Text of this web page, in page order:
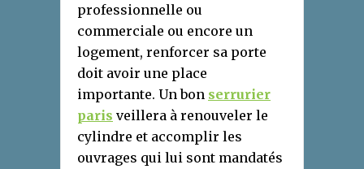
professionnelle ou
commerciale ou encore un
logement, renforcer sa porte
doit avoir une place
importante. Un bon serrurier
paris veillera à renouveler le
cylindre et accomplir les
ouvrages qui lui sont mandatés